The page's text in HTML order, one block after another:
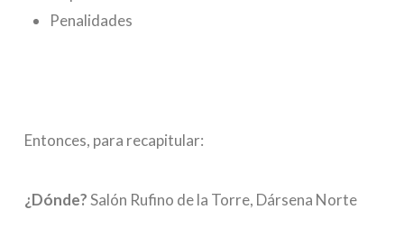
Penalidades
Entonces, para recapitular:
¿Dónde?Salón Rufino de la Torre, Dársena Norte